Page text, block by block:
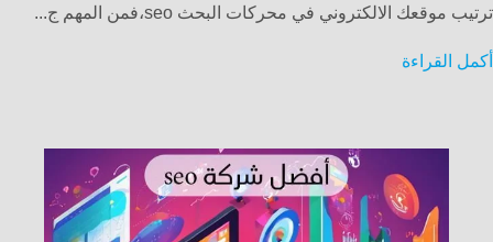
ترتيب موقعك الالكتروني في محركات البحث seo،فمن المهم ج...
أكمل القراءة